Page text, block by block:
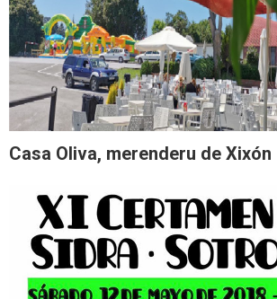
Casa Oliva, merenderu de Xixón